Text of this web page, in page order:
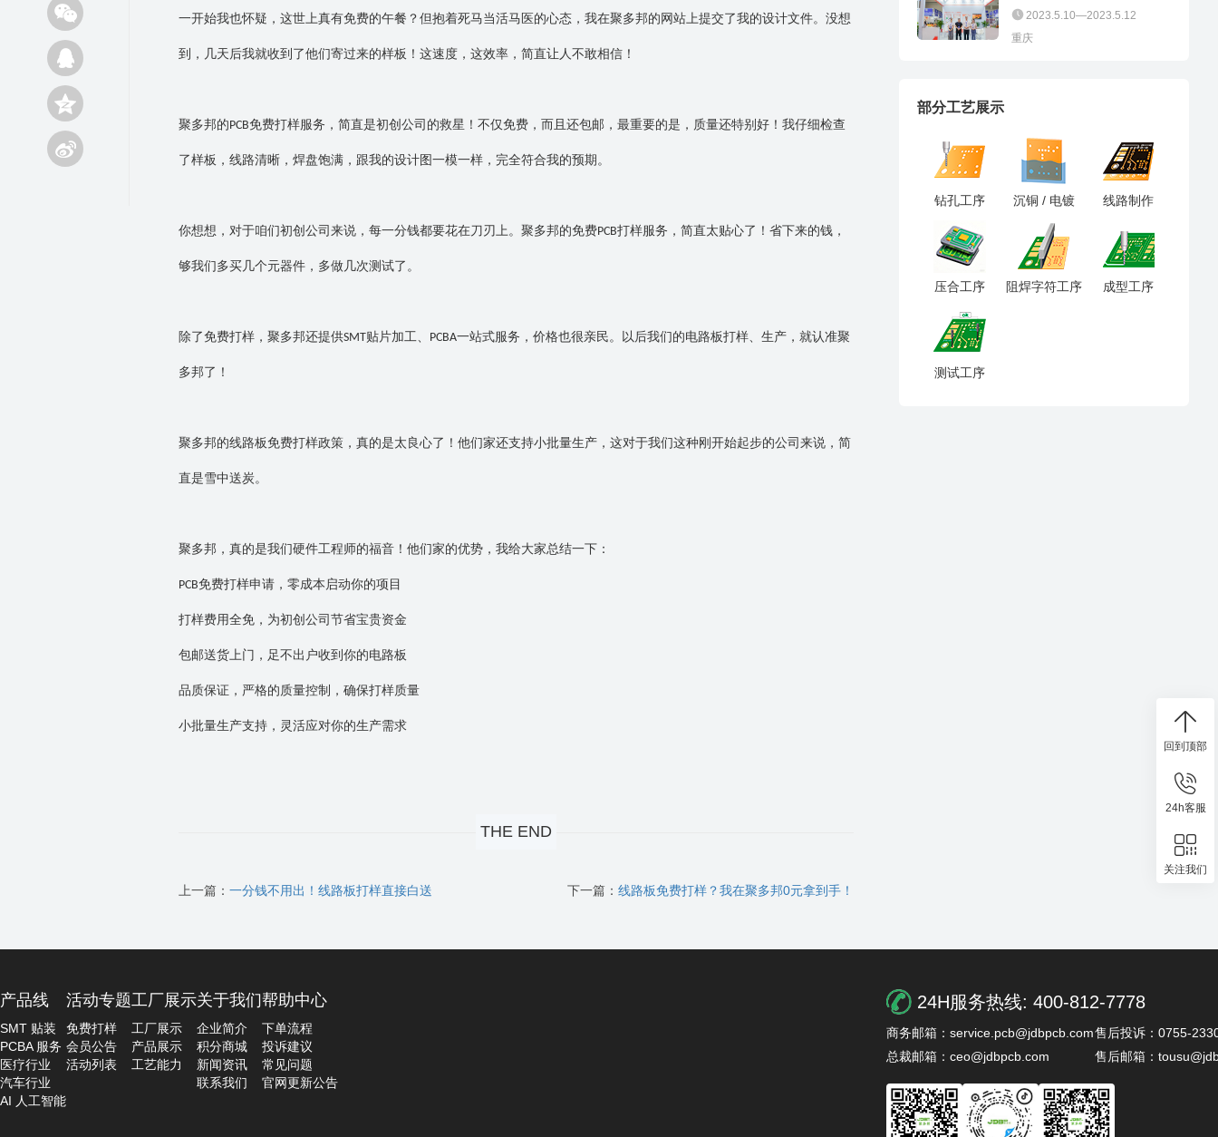
一开始我也怀疑，这世上真有免费的午餐？但抱着死马当活马医的心态，我在聚多邦的网站上提交了我的设计文件。没想
到，几天后我就收到了他们寄过来的样板！这速度，这效率，简直让人不敢相信！
聚多邦的PCB免费打样服务，简直是初创公司的救星！不仅免费，而且还包邮，最重要的是，质量还特别好！我仔细检查
了样板，线路清晰，焊盘饱满，跟我的设计图一模一样，完全符合我的预期。
你想想，对于咱们初创公司来说，每一分钱都要花在刀刃上。聚多邦的免费PCB打样服务，简直太贴心了！省下来的钱，
够我们多买几个元器件，多做几次测试了。
除了免费打样，聚多邦还提供SMT贴片加工、 PCBA一站式服务，价格也很亲民。以后我们的电路板打样、生产，就认准聚
多邦了！
聚多邦的线路板免费打样政策，真的是太良心了！他们家还支持小批量生产，这对于我们这种刚开始起步的公司来说，简
直是雪中送炭。
聚多邦，真的是我们硬件工程师的福音！他们家的优势，我给大家总结一下：
PCB免费打样申请，零成本启动你的项目
打样费用全免，为初创公司节省宝贵资金
包邮送货上门，足不出户收到你的电路板
品质保证，严格的质量控制，确保打样质量
小批量生产支持，灵活应对你的生产需求
THE END
上一篇： 一分钱不用出！线路板打样直接白送 下一篇： 线路板免费打样？我在聚多邦0元拿到手！
产业（重庆）博览会
2023.5.10—2023.5.12
重庆
部分工艺展示
钻孔工序 沉铜 / 电镀 线路制作
压合工序 阻焊字符工序 成型工序
测试工序
产品线
SMT 贴装
PCBA 服务
医疗行业
汽车行业
AI 人工智能
活动专题
免费打样
会员公告
活动列表
工厂展示
工厂展示
产品展示
工艺能力
关于我们
企业简介
积分商城
新闻资讯
联系我们
帮助中心
下单流程
投诉建议
常见问题
官网更新公告
24H服务热线: 400-812-7778
商务邮箱：service.pcb@jdbpcb.com售后投诉：0755-
总裁邮箱：ceo@jdbpcb.com
售后邮箱：
回到顶部
24h客服
关注我们